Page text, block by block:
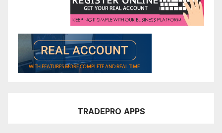
TRADEPRO APPS